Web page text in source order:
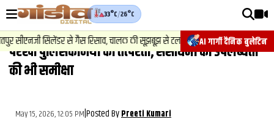
AI गार्गी दैनिक बुलेटिन
33°C/26°C
सिलेंडर से गैस रिसाव, चालक की सूझबूझ से टला बड़ा हादसा. 2.न्यूज़-
वीडियोज़
वाराणसी न्यूज़
राजनीति
परखी पुलिसकर्मियों की तत्‍परता, संसाधनों की उपलब्धता
की भी समीक्षा
May 15, 2026, 12:05 PM|Posted ByPreeti Kumari